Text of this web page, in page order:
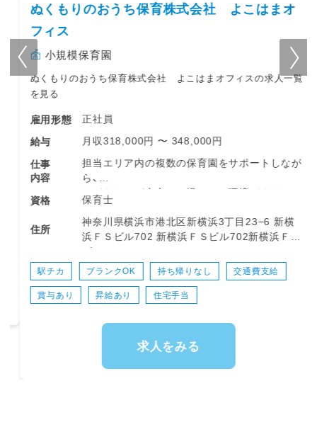
ぬくもりのおうち保育株式会社 よこはまオ
フィス
小規模保育園
ぬくもりのおうち保育株式会社 よこはまオフィスの求人一覧
を見る
雇用形態
正社員
給与
月収318,000円 〜 348,000円
仕事
内容
担当エリア内の複数の保育園をサポートしなが
ら、
こどもたちが安心して過ごせる環境づくりや、
各園の運営支援を行っていただきます。
◇ 園運営のサポート
・担当園を訪問し、運営状況の確認やサポート
・会社方針や新しい取り組みの共有
◇ 保育業務のサポート
・こどもたちの見守り
資格 保育士
住所
神奈川県横浜市港北区新横浜3丁目23−6 新横
浜ＦＳビル702 新横浜ＦＳビル702新横浜ＦＳ
ビル702
駅チカ ブランクOK 持ち帰りなし 交通費支給
賞与あり 昇給あり 住宅手当
求人をみる